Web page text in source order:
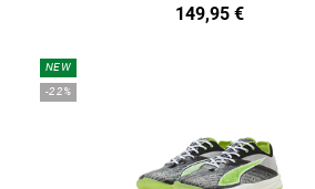
149,95 €
NEW
-22%